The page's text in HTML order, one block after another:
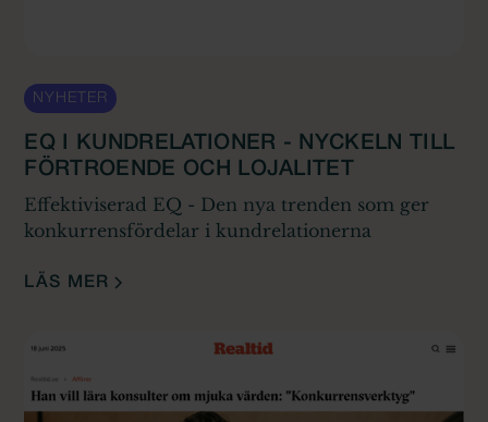
NYHETER
EQ I KUNDRELATIONER - NYCKELN TILL
FÖRTROENDE OCH LOJALITET
Effektiviserad EQ - Den nya trenden som ger
konkurrensfördelar i kundrelationerna
LÄS MER